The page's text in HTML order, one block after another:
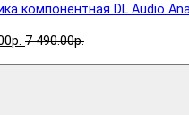
компонентная DL Audio
7 490.00р.